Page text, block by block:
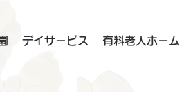
デイサービス 有料老人ホーム